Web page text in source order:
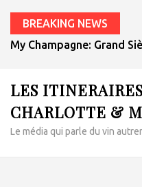
BREAKING NEWS
My Champagne: Grand
LES
CHARLOTTE &
Le média qui parle du vin